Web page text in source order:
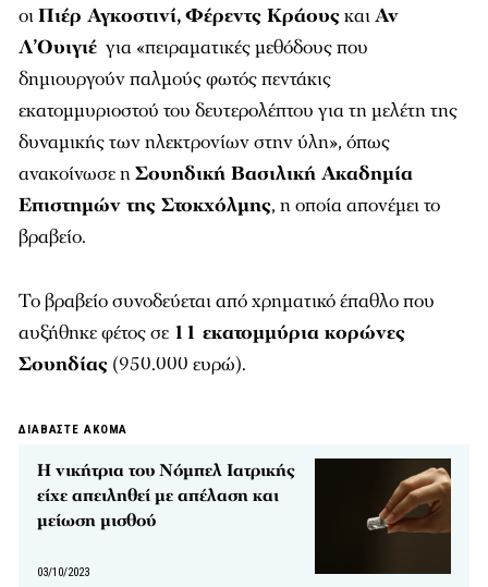
οιΠιέρ Αγκοστινί,Φέρεντς ΚράουςκαιΑν
Λ’Ουιγιέ για «πειραματικές μεθόδους που
δημιουργούν παλμούς φωτός πεντάκις
εκατομμυριοστού του δευτερολέπτου για τη μελέτη της
δυναμικής των ηλεκτρονίων στην ύλη», όπως
ανακοίνωσε ηΣουηδική Βασιλική Ακαδημία
Επιστημών της Στοκχόλμης, η οποία απονέμει το
βραβείο.
Το βραβείο συνοδεύεται από χρηματικό έπαθλο που
αυξήθηκε φέτος σε 11 εκατομμύρια κορώνες
Σουηδίας (950.000 ευρώ).
ΔΙΑΒΑΣΤΕ ΑΚΟΜΑ
Η νικήτρια του Νόμπελ Ιατρικής
είχε απειληθεί με απέλαση και
μείωση μισθού
03/10/2023